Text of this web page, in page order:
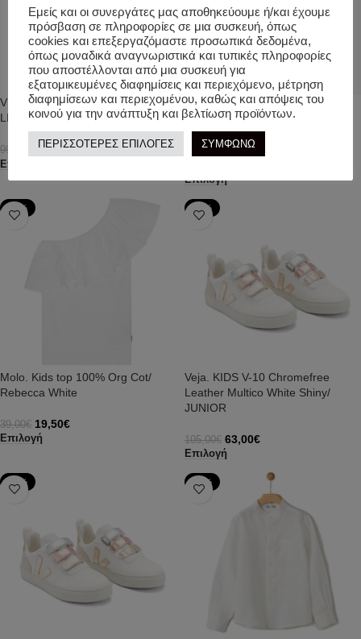
VEJA. ESPLAR CHROMEFREE
LEATHER WHITE PLATINE/ KID
99,00 59,40€
Επιλογή
Veja. ESPLAR CHROMEFREE
LEATHER WHITE NAUTICO
PEKIN/ JUNIOR
Επιλογή
-50%
Molo. Kids top 100% Org Cot/
Rebecca White
39,00€ 19,50€
Επιλογή
-40%
Veja. KIDS V-10 Chromefree
Leather Multico White Shiny/
JUNIOR
105,00€ 63,00€
Επιλογή
-40% -50%
Εμείς και οι συνεργάτες μας αποθηκεύουμε ή/και έχουμε
πρόσβαση σε πληροφορίες σε μια συσκευή, όπως
cookies και επεξεργαζόμαστε προσωπικά δεδομένα,
όπως μοναδικά αναγνωριστικά και τυπικές πληροφορίες
που αποστέλλονται από μια συσκευή για
εξατομικευμένες διαφημίσεις και περιεχόμενο, μέτρηση
διαφημίσεων και περιεχομένου, καθώς και απόψεις του
κοινού για την ανάπτυξη και βελτίωση προϊόντων.
ΠΕΡΙΣΣΟΤΕΡΕΣ ΕΠΙΛΟΓΕΣ ΣΥΜΦΩΝΩ